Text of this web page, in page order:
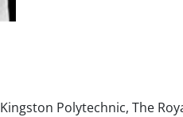
Polytechnic, The